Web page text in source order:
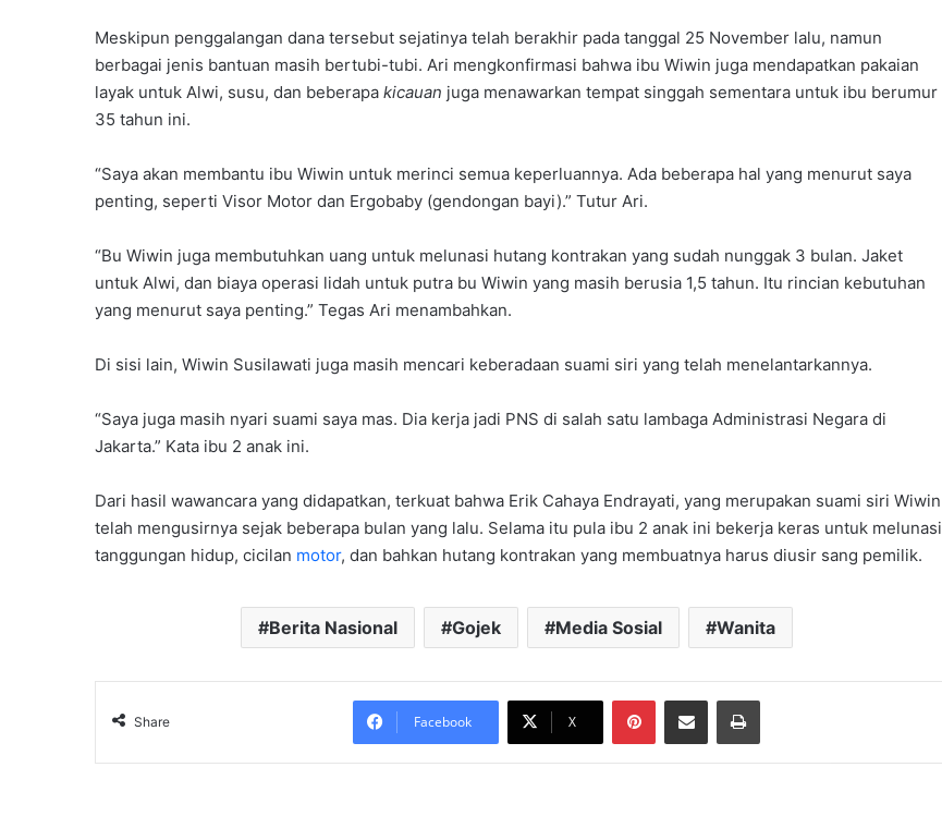
Meskipun penggalangan dana tersebut sejatinya telah berakhir pada tanggal 25 November lalu, namun
berbagai jenis bantuan masih bertubi-tubi. Ari mengkonfirmasi bahwa ibu Wiwin juga mendapatkan pakaian
layak untuk Alwi, susu, dan beberapa kicauan juga menawarkan tempat singgah sementara untuk ibu berumur
35 tahun ini.
“Saya akan membantu ibu Wiwin untuk merinci semua keperluannya. Ada beberapa hal yang menurut saya
penting, seperti Visor Motor dan Ergobaby (gendongan bayi).” Tutur Ari.
“Bu Wiwin juga membutuhkan uang untuk melunasi hutang kontrakan yang sudah nunggak 3 bulan. Jaket
untuk Alwi, dan biaya operasi lidah untuk putra bu Wiwin yang masih berusia 1,5 tahun. Itu rincian kebutuhan
yang menurut saya penting.” Tegas Ari menambahkan.
Di sisi lain, Wiwin Susilawati juga masih mencari keberadaan suami siri yang telah menelantarkannya.
“Saya juga masih nyari suami saya mas. Dia kerja jadi PNS di salah satu lambaga Administrasi Negara di
Jakarta.” Kata ibu 2 anak ini.
Dari hasil wawancara yang didapatkan, terkuat bahwa Erik Cahaya Endrayati, yang merupakan suami siri Wiwin
telah mengusirnya sejak beberapa bulan yang lalu. Selama itu pula ibu 2 anak ini bekerja keras untuk melunasi
tanggungan hidup, cicilan motor, dan bahkan hutang kontrakan yang membuatnya harus diusir sang pemilik.
Berita Nasional Gojek Media Sosial Wanita
Share Facebook X
PinterestShare via Email Print